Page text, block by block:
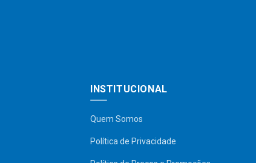
INSTITUCIONAL
Quem Somos
Política de Privacidade